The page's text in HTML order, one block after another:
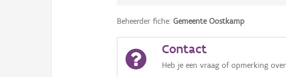
Beheerder fiche:Gemeente Oostkamp
Contact
Heb je een vraag of opmerking